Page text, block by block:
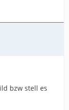
bzw stell es